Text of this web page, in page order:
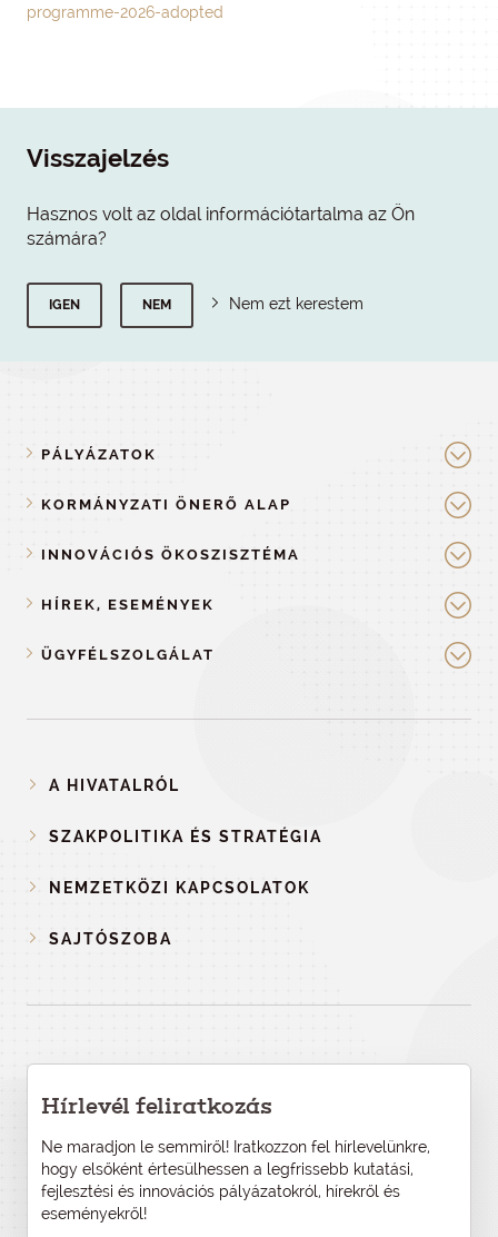
programme-2026-adopted
Visszajelzés
Hasznos volt az oldal információtartalma az Ön
számára?
IGEN NEM Nem ezt kerestem
PÁLYÁZATOK
KORMÁNYZATI ÖNERŐ ALAP
INNOVÁCIÓS ÖKOSZISZTÉMA
HÍREK, ESEMÉNYEK
ÜGYFÉLSZOLGÁLAT
A HIVATALRÓL
SZAKPOLITIKA ÉS STRATÉGIA
NEMZETKÖZI KAPCSOLATOK
SAJTÓSZOBA
Hírlevél feliratkozás
Ne maradjon le semmiről! Iratkozzon fel hírlevelünkre,
hogy elsőként értesülhessen a legfrissebb kutatási,
fejlesztési és innovációs pályázatokról, hírekről és
eseményekről!